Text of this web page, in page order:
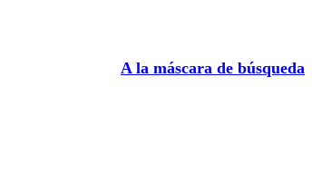
A la máscara de búsqueda